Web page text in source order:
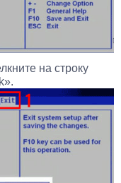
на строку